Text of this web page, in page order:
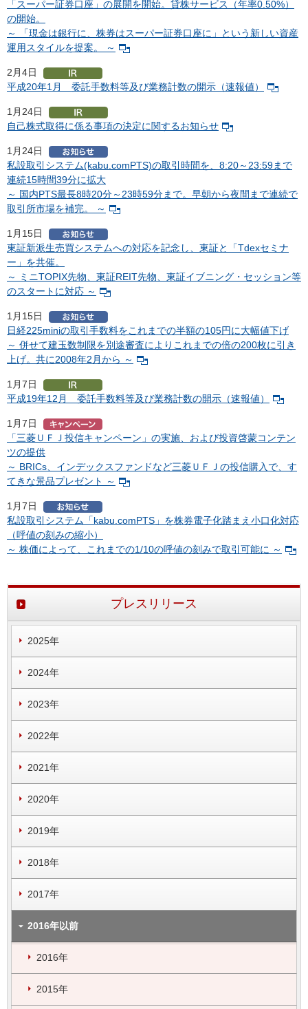
「スーパー証券口座」の展開を開始。貸株サービス（年率0.50%）
の開始。
～ 「現金は銀行に、株券はスーパー証券口座に」という新しい資産
運用スタイルを提案。 ～
2月4日
平成20年1月 委託手数料等及び業務計数の開示（速報値）
1月24日
自己株式取得に係る事項の決定に関するお知らせ
1月24日
私設取引システム(kabu.comPTS)の取引時間を、8:20～23:59まで
連続15時間39分に拡大
～ 国内PTS最長8時20分～23時59分まで。早朝から夜間まで連続で
取引所市場を補完。 ～
1月15日
東証新派生売買システムへの対応を記念し、東証と「Tdexセミナ
ー」を共催。
～ ミニTOPIX先物、東証REIT先物、東証イブニング・セッション等
のスタートに対応 ～
1月15日
日経225miniの取引手数料をこれまでの半額の105円に大幅値下げ
～ 併せて建玉数制限を別途審査によりこれまでの倍の200枚に引き
上げ。共に2008年2月から ～
1月7日
平成19年12月 委託手数料等及び業務計数の開示（速報値）
1月7日
「三菱ＵＦＪ投信キャンペーン」の実施、および投資啓蒙コンテン
ツの提供
～ BRICs、インデックスファンドなど三菱ＵＦＪの投信購入で、す
てきな景品プレゼント ～
1月7日
私設取引システム「kabu.comPTS」を株券電子化踏まえ小口化対応
（呼値の刻みの縮小）
～ 株価によって、これまでの1/10の呼値の刻みで取引可能に ～
プレスリリース
2025年
2024年
2023年
2022年
2021年
2020年
2019年
2018年
2017年
2016年以前
2016年
2015年